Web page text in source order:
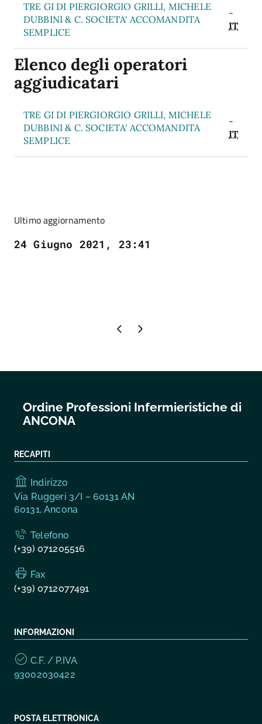
TRE GI DI PIERGIORGIO GRILLI, MICHELE
DUBBINI & C. SOCIETA' ACCOMANDITA
SEMPLICE
-
IT
Elenco degli operatori
aggiudicatari
TRE GI DI PIERGIORGIO GRILLI, MICHELE
DUBBINI & C. SOCIETA' ACCOMANDITA
SEMPLICE
-
IT
Ultimo aggiornamento
24 Giugno 2021, 23:41
Pagina precedente
Pagina successiva
Ordine Professioni Infermieristiche di
ANCONA
RECAPITI
Indirizzo
Via Ruggeri 3/I – 60131 AN
60131, Ancona
Telefono
(+39) 071205516
Fax
(+39) 0712077491
INFORMAZIONI
C.F. / P.IVA
93002030422
POSTA ELETTRONICA